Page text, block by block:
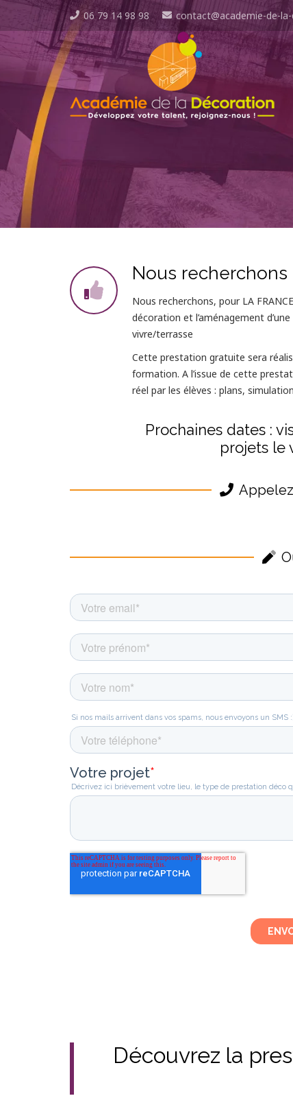
06 79 14 98 98 contact@academie-de-
Nous recherchons
Nous recherchons, pour LA
décoration et l’aménagement
vivre/terrasse
Cette prestation gratuite sera
formation. A l’issue de cette
réel par les élèves : plans,
Prochaines dates :
projets le
Découvrez la